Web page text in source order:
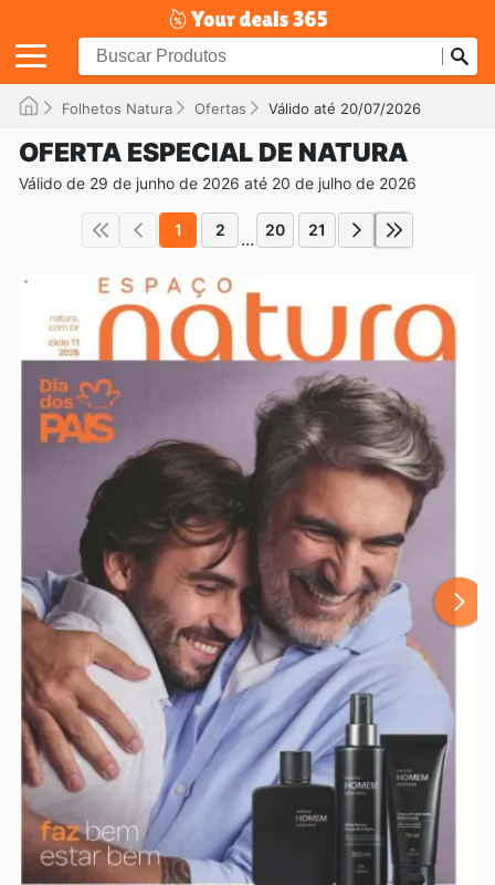
Folhetos Natura Ofertas Válido até 20/07/2026
OFERTA ESPECIAL DE NATURA
Válido de 29 de junho de 2026 até 20 de julho de 2026
1 2 ... 20 21